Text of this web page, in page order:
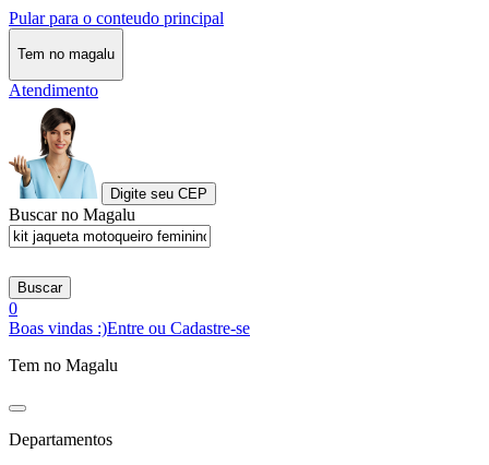
Pular para o conteudo principal
Tem no magalu
Atendimento
Digite seu CEP
Buscar no Magalu
Buscar
0
Boas vindas :)Entre ou Cadastre-se
Tem no Magalu
Departamentos